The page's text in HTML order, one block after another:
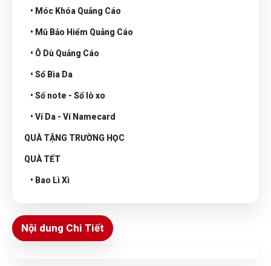
• Móc Khóa Quảng Cáo
• Mũ Bảo Hiểm Quảng Cáo
• Ô Dù Quảng Cáo
• Sổ Bìa Da
• Sổ note - Sổ lò xo
• Ví Da - Ví Namecard
QUÀ TẶNG TRƯỜNG HỌC
QUÀ TẾT
• Bao Lì Xì
Nội dung Chi Tiết